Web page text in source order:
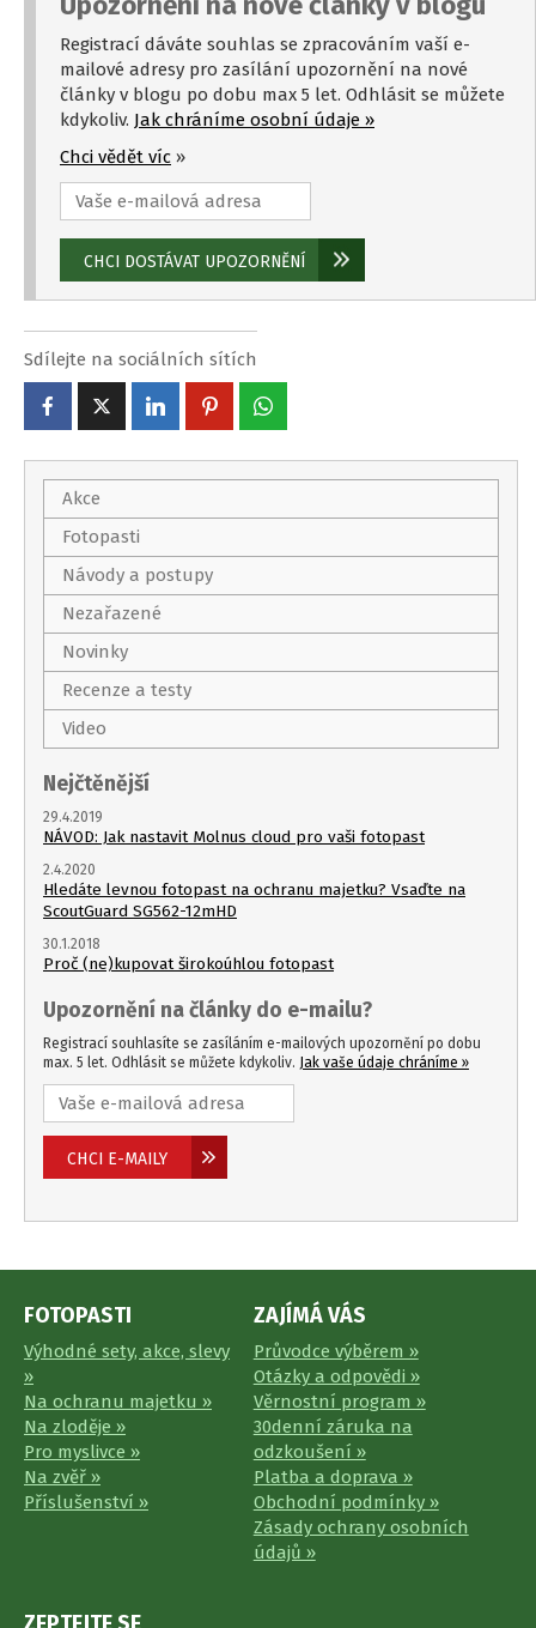
Registrací dáváte souhlas se zpracováním vaší e-
mailové adresy pro zasílání upozornění na nové
články v blogu po dobu max 5 let. Odhlásit se můžete
kdykoliv. Jak chráníme osobní údaje »
Chci vědět víc »
Sdílejte na sociálních sítích
Akce
Fotopasti
Návody a postupy
Nezařazené
Novinky
Recenze a testy
Video
Nejčtěnější
29.4.2019
NÁVOD: Jak nastavit Molnus cloud pro vaši fotopast
2.4.2020
Hledáte levnou fotopast na ochranu majetku? Vsaďte na
ScoutGuard SG562-12mHD
30.1.2018
Proč (ne)kupovat širokoúhlou fotopast
Upozornění na články do e-mailu?
Registrací souhlasíte se zasíláním e-mailových upozornění po dobu
max. 5 let. Odhlásit se můžete kdykoliv. Jak vaše údaje chráníme »
FOTOPASTI
Výhodné sety, akce, slevy
»
Na ochranu majetku »
Na zloděje »
Pro myslivce »
Na zvěř »
Příslušenství »
ZAJÍMÁ VÁS
Průvodce výběrem »
Otázky a odpovědi »
Věrnostní program »
30denní záruka na
odzkoušení »
Platba a doprava »
Obchodní podmínky »
Zásady ochrany osobních
údajů »